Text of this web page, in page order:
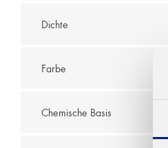
Dichte
Farbe
Chemische Basis